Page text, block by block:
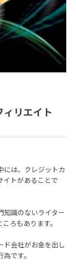
リエイト
には、クレジットカ
イトがあることで
知識のないライター
ろもあります。
ド会社がお金を出し
です。